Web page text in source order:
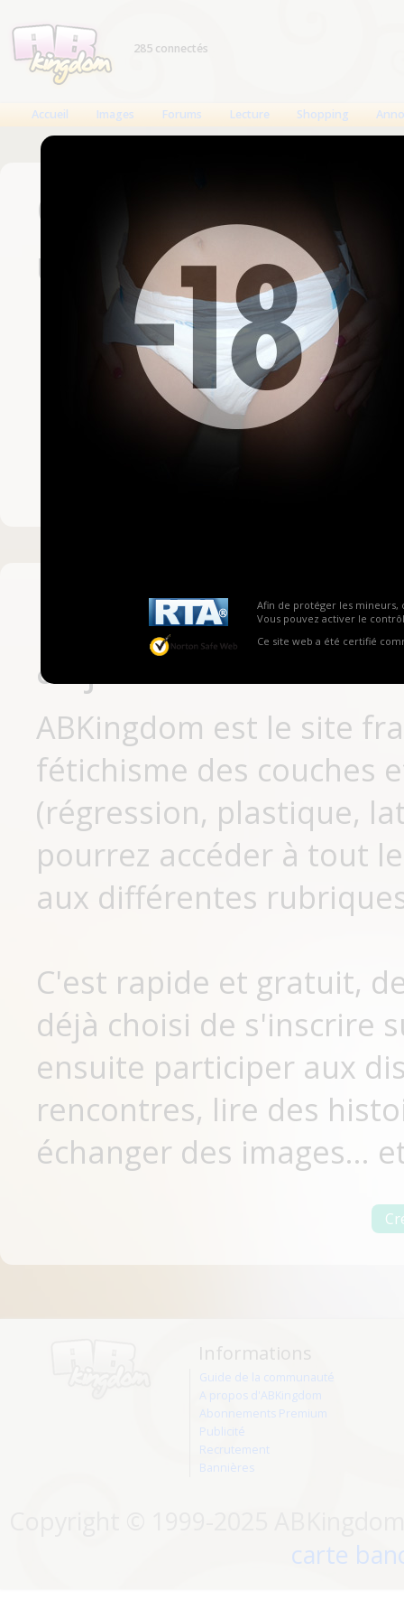
Afin de protéger les mineurs,
Vous pouvez activer le
Ce site web a été certifié
285 connectés
Accueil Images Forums Lecture Shopping
Connexion
Un compte est
Nom d'utilisateur
Mot de passe
Pas encore
aujourd'hui
ABKingdom est le site
fétichisme des couches
(régression, plastique,
pourrez accéder à tout
aux différentes
C'est rapide et gratuit,
déjà choisi de s'inscrire
ensuite participer aux
rencontres, lire des
échanger des images...
Informations
Guide de la communauté
A propos d'ABKingdom
Abonnements Premium
Publicité
Recrutement
Bannières
carte